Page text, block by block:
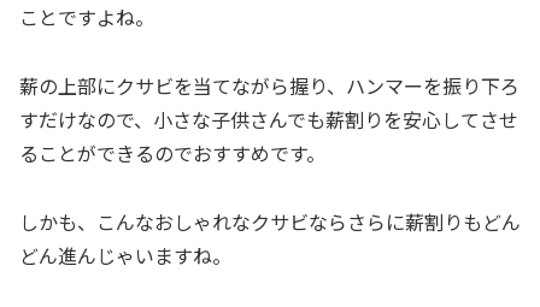
ことですよね。
薪の上部にクサビを当てながら握り、ハンマーを振り下ろ
すだけなので、小さな子供さんでも薪割りを安心してさせ
ることができるのでおすすめです。
しかも、こんなおしゃれなクサビならさらに薪割りもどん
どん進んじゃいますね。